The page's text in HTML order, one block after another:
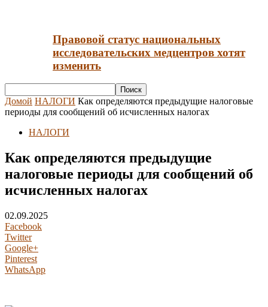
Правовой статус национальных
исследовательских медцентров хотят
изменить
Домой НАЛОГИ Как определяются предыдущие налоговые
периоды для сообщений об исчисленных налогах
НАЛОГИ
Как определяются предыдущие
налоговые периоды для сообщений об
исчисленных налогах
02.09.2025
Facebook
Twitter
Google+
Pinterest
WhatsApp